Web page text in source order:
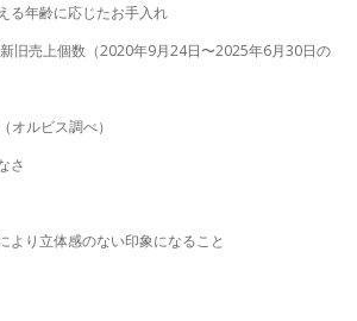
る年齢に応じたお手入れ
旧売上個数（2020年9月24日〜2025年6月30日の
ルビス調べ）
さ
より立体感のない印象になること